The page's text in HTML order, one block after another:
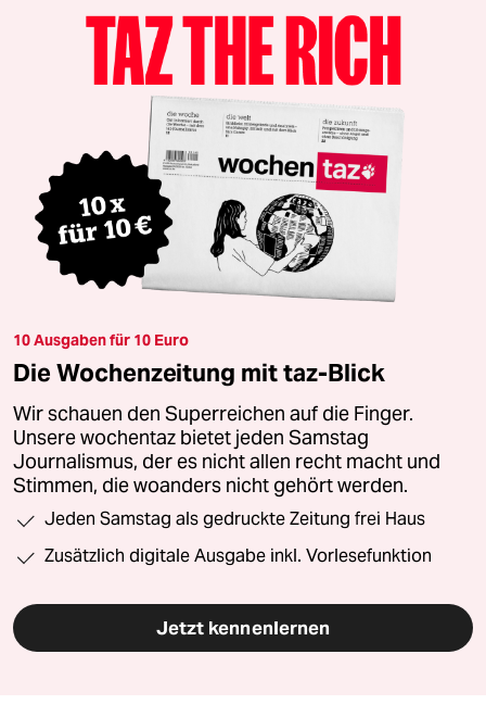
10 Ausgaben für 10 Euro
Die Wochenzeitung mit taz-Blick
Wir schauen den Superreichen auf die Finger.
Unsere wochentaz bietet jeden Samstag
Journalismus, der es nicht allen recht macht und
Stimmen, die woanders nicht gehört werden.
Jeden Samstag als gedruckte Zeitung frei Haus
Zusätzlich digitale Ausgabe inkl. Vorlesefunktion
Jetzt kennenlernen